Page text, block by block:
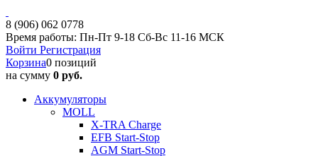
8 (906) 062 0778
Время работы: Пн-Пт 9-18 Сб-Вс 11-16 МСК
Войти Регистрация
Корзина0 позиций
на сумму 0 руб.
Аккумуляторы
MOLL
X-TRA Charge
EFB Start-Stop
AGM Start-Stop